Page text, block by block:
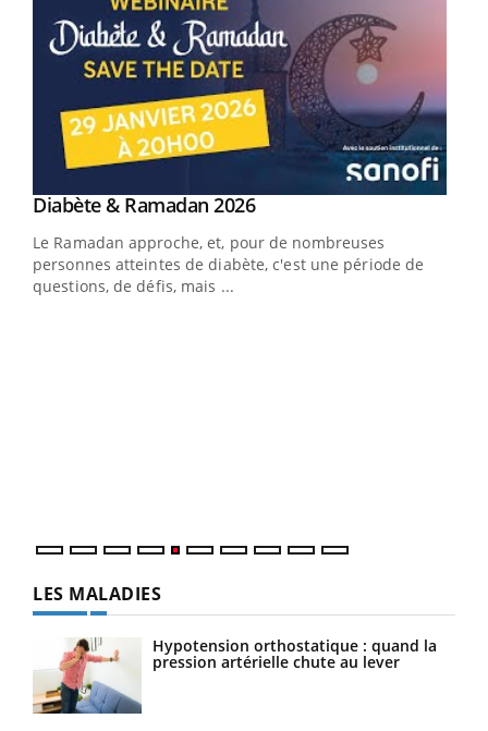
Youtube
Diabète & Ramadan 2026Youtube
Le Ramadan approche, et, pour de nombreuses
personnes atteintes de diabète, c'est une période de
questions, de défis, mais ...
LES MALADIES
Hypotension orthostatique : quand la
pression artérielle chute au lever